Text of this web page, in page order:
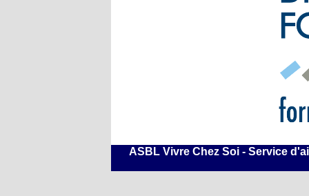
ASBL Vivre Chez Soi - Service